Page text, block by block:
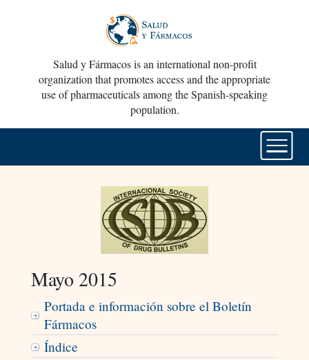
Salud y Fármacos is an international non-profit
organization that promotes access and the appropriate
use of pharmaceuticals among the Spanish-speaking
population.
Mayo 2015
Portada e información sobre el Boletín
Fármacos
Índice